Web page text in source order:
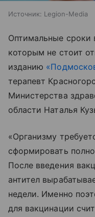
Источник: Legion-Media
Оптимальные сроки
которым не стоит
изданию
терапевт
Министерства
области Наталья
«Организму
сформировать
После введения
антител
недели. Именно
для вакцинации